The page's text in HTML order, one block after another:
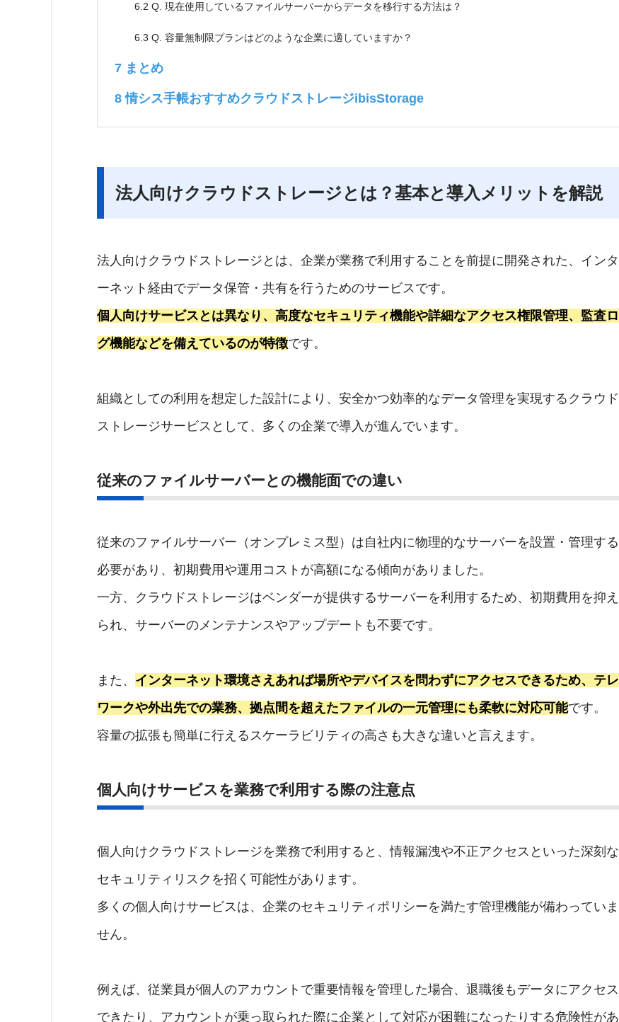
6.2 Q. 現在使用しているファイルサーバーからデータを移行する方法は？
6.3 Q. 容量無制限プランはどのような企業に適していますか？
7 まとめ
8 情シス手帳おすすめクラウドストレージibisStorage
法人向けクラウドストレージとは？基本と導入メリットを解説
法人向けクラウドストレージとは、企業が業務で利用することを前提に開発された、インタ
ーネット経由でデータ保管・共有を行うためのサービスです。
個人向けサービスとは異なり、高度なセキュリティ機能や詳細なアクセス権限管理、監査ロ
グ機能などを備えているのが特徴です。
組織としての利用を想定した設計により、安全かつ効率的なデータ管理を実現するクラウド
ストレージサービスとして、多くの企業で導入が進んでいます。
従来のファイルサーバーとの機能面での違い
従来のファイルサーバー（オンプレミス型）は自社内に物理的なサーバーを設置・管理する
必要があり、初期費用や運用コストが高額になる傾向がありました。
一方、クラウドストレージはベンダーが提供するサーバーを利用するため、初期費用を抑え
られ、サーバーのメンテナンスやアップデートも不要です。
また、 インターネット環境さえあれば場所やデバイスを問わずにアクセスできるため、テレ
ワークや外出先での業務、拠点間を超えたファイルの一元管理にも柔軟に対応可能です。
容量の拡張も簡単に行えるスケーラビリティの高さも大きな違いと言えます。
個人向けサービスを業務で利用する際の注意点
個人向けクラウドストレージを業務で利用すると、情報漏洩や不正アクセスといった深刻な
セキュリティリスクを招く可能性があります。
多くの個人向けサービスは、企業のセキュリティポリシーを満たす管理機能が備わっていま
せん。
例えば、従業員が個人のアカウントで重要情報を管理した場合、退職後もデータにアクセス
できたり、アカウントが乗っ取られた際に企業として対応が困難になったりする危険性があ